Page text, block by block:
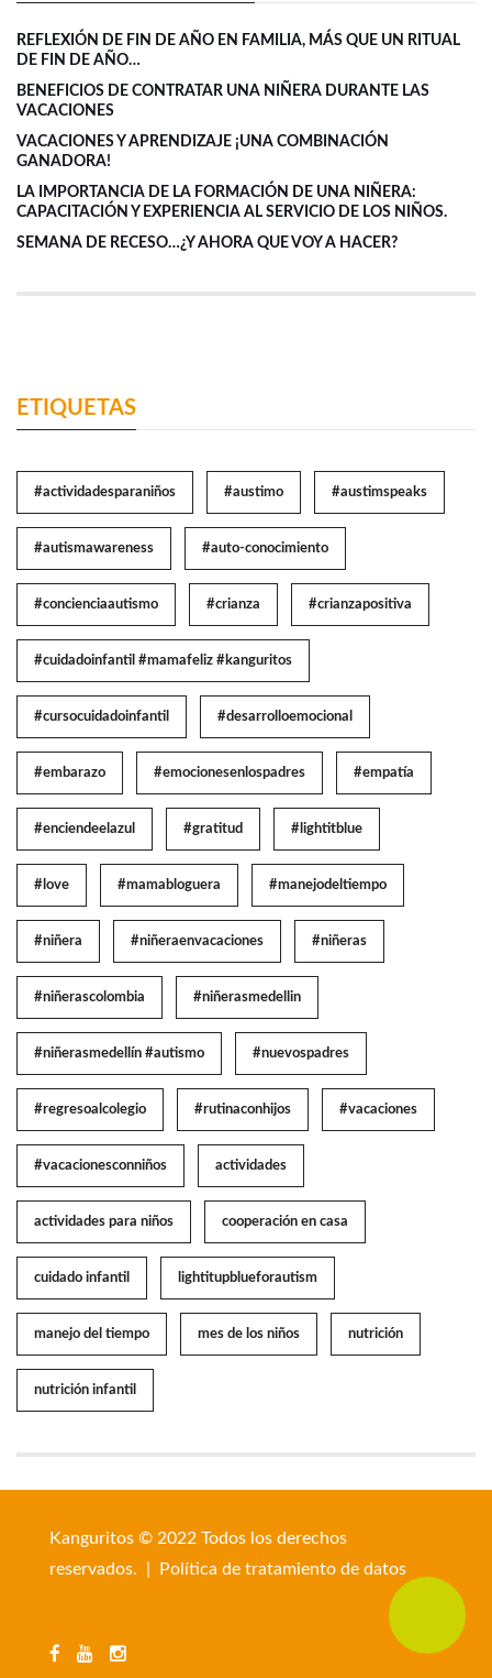
REFLEXIÓN DE FIN DE AÑO EN FAMILIA, MÁS QUE UN RITUAL
DE FIN DE AÑO…
BENEFICIOS DE CONTRATAR UNA NIÑERA DURANTE LAS
VACACIONES
VACACIONES Y APRENDIZAJE ¡UNA COMBINACIÓN
GANADORA!
LA IMPORTANCIA DE LA FORMACIÓN DE UNA NIÑERA:
CAPACITACIÓN Y EXPERIENCIA AL SERVICIO DE LOS NIÑOS.
SEMANA DE RECESO…¿Y AHORA QUE VOY A HACER?
ETIQUETAS
#actividadesparaniños #austimo #austimspeaks
#autismawareness #auto-conocimiento
#concienciaautismo #crianza #crianzapositiva
#cuidadoinfantil #mamafeliz #kanguritos
#cursocuidadoinfantil #desarrolloemocional
#embarazo #emocionesenlospadres #empatía
#enciendeelazul #gratitud #lightitblue
#love #mamabloguera #manejodeltiempo
#niñera #niñeraenvacaciones #niñeras
#niñerascolombia #niñerasmedellin
#niñerasmedellín #autismo #nuevospadres
#regresoalcolegio #rutinaconhijos #vacaciones
#vacacionesconniños actividades
actividades para niños cooperación en casa
cuidado infantil lightitupblueforautism
manejo del tiempo mes de los niños nutrición
nutrición infantil
Kanguritos © 2022 Todos los derechos
reservados. |
Política de tratamiento de datos